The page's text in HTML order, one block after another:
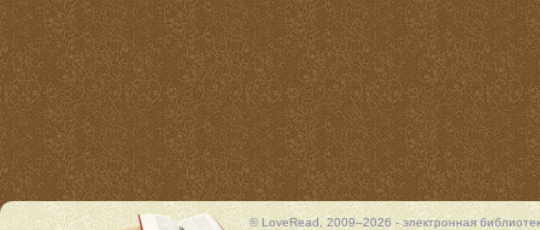
© LoveRead, 2009–2026 - электронная